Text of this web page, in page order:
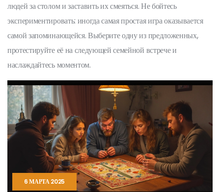
людей за столом и заставить их смеяться. Не бойтесь
экспериментировать: иногда самая простая игра оказывается
самой запоминающейся. Выберите одну из предложенных,
протестируйте её на следующей семейной встрече и
наслаждайтесь моментом.
6 МАРТА 2025